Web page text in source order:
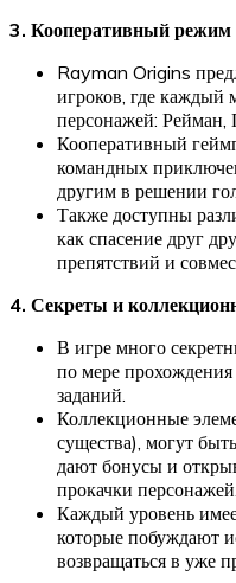
3. Кооперативный режим
Rayman Origins
игроков, где каждый
персонажей: Рейман,
Кооперативный
командных
другим в решении
Также доступны
как спасение друг
препятствий и
4. Секреты и
В игре много
по мере
заданий.
Коллекционные
существа), могут
дают бонусы и
прокачки персонажей.
Каждый уровень
которые побуждают
возвращаться в уже